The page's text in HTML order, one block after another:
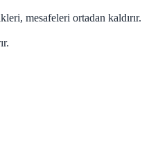
mesafeleri ortadan kaldırır.